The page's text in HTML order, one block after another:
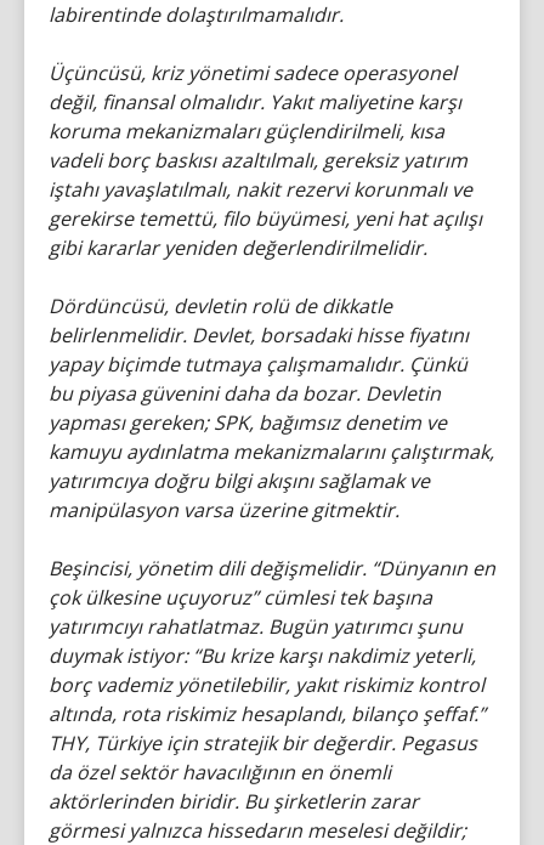
labirentinde dolaştırılmamalıdır.
Üçüncüsü, kriz yönetimi sadece operasyonel
değil, finansal olmalıdır. Yakıt maliyetine karşı
koruma mekanizmaları güçlendirilmeli, kısa
vadeli borç baskısı azaltılmalı, gereksiz yatırım
iştahı yavaşlatılmalı, nakit rezervi korunmalı ve
gerekirse temettü, filo büyümesi, yeni hat açılışı
gibi kararlar yeniden değerlendirilmelidir.
Dördüncüsü, devletin rolü de dikkatle
belirlenmelidir. Devlet, borsadaki hisse fiyatını
yapay biçimde tutmaya çalışmamalıdır. Çünkü
bu piyasa güvenini daha da bozar. Devletin
yapması gereken; SPK, bağımsız denetim ve
kamuyu aydınlatma mekanizmalarını çalıştırmak,
yatırımcıya doğru bilgi akışını sağlamak ve
manipülasyon varsa üzerine gitmektir.
Beşincisi, yönetim dili değişmelidir. “Dünyanın en
çok ülkesine uçuyoruz” cümlesi tek başına
yatırımcıyı rahatlatmaz. Bugün yatırımcı şunu
duymak istiyor: “Bu krize karşı nakdimiz yeterli,
borç vademiz yönetilebilir, yakıt riskimiz kontrol
altında, rota riskimiz hesaplandı, bilanço şeffaf.”
THY, Türkiye için stratejik bir değerdir. Pegasus
da özel sektör havacılığının en önemli
aktörlerinden biridir. Bu şirketlerin zarar
görmesi yalnızca hissedarın meselesi değildir;